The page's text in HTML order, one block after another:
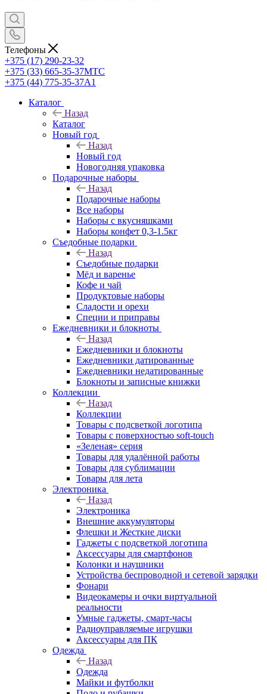
Телефоны
+375 (17) 290-23-32
+375 (33) 665-35-37МТС
+375 (44) 775-35-37А1
Каталог
Назад
Каталог
Новый год
Назад
Новый год
Новогодняя упаковка
Подарочные наборы
Назад
Подарочные наборы
Все наборы
Наборы с вкусняшками
Наборы конфет 0,3-1.5кг
Съедобные подарки
Назад
Съедобные подарки
Мёд и варенье
Кофе и чай
Продуктовые наборы
Сладости и орехи
Специи и приправы
Ежедневники и блокноты
Назад
Ежедневники и блокноты
Ежедневники датированные
Ежедневники недатированные
Блокноты и записные книжки
Коллекции
Назад
Коллекции
Товары с подсветкой логотипа
Товары с поверхностью soft-touch
«Зеленая» серия
Товары для удалённой работы
Товары для сублимации
Товары для лета
Электроника
Назад
Электроника
Внешние аккумуляторы
Флешки и Жесткие диски
Гаджеты с подсветкой логотипа
Аксессуары для смартфонов
Колонки и наушники
Устройства беспроводной и сетевой зарядки
Фонари
Видеокамеры и очки виртуальной
реальности
Умные гаджеты, смарт-часы
Радиоуправляемые игрушки
Аксессуары для ПК
Одежда
Назад
Одежда
Майки и футболки